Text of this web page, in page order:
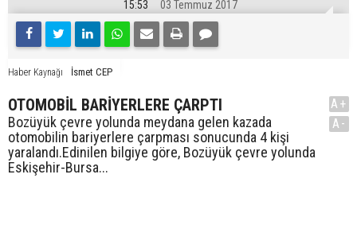
15:53 03 Temmuz 2017
Haber Kaynağı İsmet CEP
OTOMOBİL BARİYERLERE ÇARPTI
Bozüyük çevre yolunda meydana gelen kazada
otomobilin bariyerlere çarpması sonucunda 4 kişi
yaralandı.Edinilen bilgiye göre, Bozüyük çevre yolunda
Eskişehir-Bursa...
A+
A-